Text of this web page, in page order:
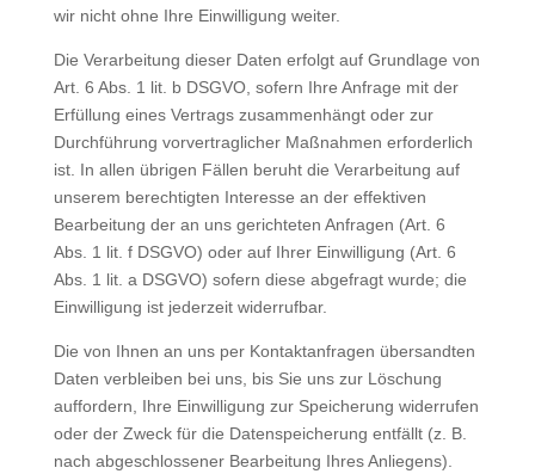
wir nicht ohne Ihre Einwilligung weiter.
Die Verarbeitung dieser Daten erfolgt auf Grundlage von
Art. 6 Abs. 1 lit. b DSGVO, sofern Ihre Anfrage mit der
Erfüllung eines Vertrags zusammenhängt oder zur
Durchführung vorvertraglicher Maßnahmen erforderlich
ist. In allen übrigen Fällen beruht die Verarbeitung auf
unserem berechtigten Interesse an der effektiven
Bearbeitung der an uns gerichteten Anfragen (Art. 6
Abs. 1 lit. f DSGVO) oder auf Ihrer Einwilligung (Art. 6
Abs. 1 lit. a DSGVO) sofern diese abgefragt wurde; die
Einwilligung ist jederzeit widerrufbar.
Die von Ihnen an uns per Kontaktanfragen übersandten
Daten verbleiben bei uns, bis Sie uns zur Löschung
auffordern, Ihre Einwilligung zur Speicherung widerrufen
oder der Zweck für die Datenspeicherung entfällt (z. B.
nach abgeschlossener Bearbeitung Ihres Anliegens).